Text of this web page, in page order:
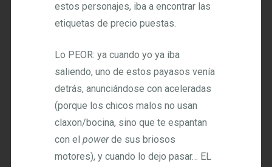
estos personajes, iba a encontrar las
etiquetas de precio puestas.
Lo PEOR: ya cuando yo ya iba
saliendo, uno de estos payasos venía
detrás, anunciándose con aceleradas
(porque los chicos malos no usan
claxon/bocina, sino que te espantan
con elpowerde sus briosos
motores), y cuando lo dejo pasar… EL